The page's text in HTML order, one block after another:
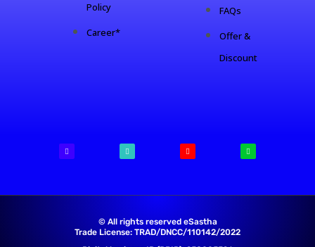
Policy
Career*
FAQs
Offer &
Discount
© All rights reserved eSastha
Trade License: TRAD/DNCC/110142/2022​